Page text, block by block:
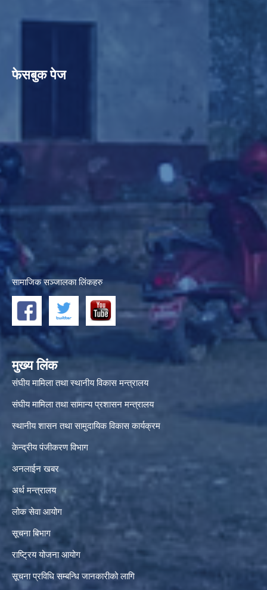
फेसबुक पेज
सामाजिक सञ्जालका लिंकहरु
मुख्य लिंक
संघीय मामिला तथा स्थानीय विकास मन्त्रालय
संघीय मामिला तथा सामान्य प्रशासन मन्त्रालय
स्थानीय शासन तथा सामुदायिक विकास कार्यक्रम
केन्द्रीय पंजीकरण विभाग
अनलाईन खबर
अर्थ मन्त्रालय
लोक सेवा आयोग
सूचना बिभाग
राष्ट्रिय योजना आयोग
सूचना प्रविधि सम्बन्धि जानकारीको लागि